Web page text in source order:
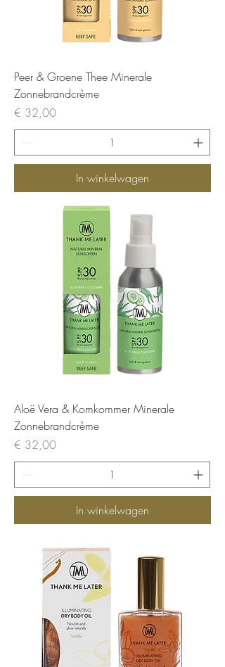
Peer & Groene Thee Minerale
Zonnebrandcrème
Prijs
€ 32,00
In winkelwagen
Aloë Vera & Komkommer Minerale
Zonnebrandcrème
Prijs
€ 32,00
In winkelwagen